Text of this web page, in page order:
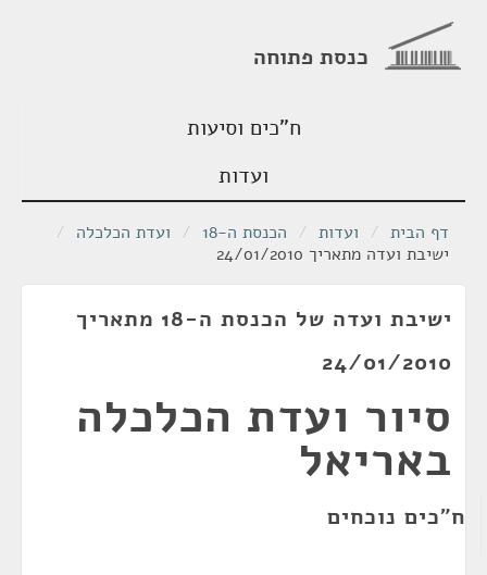
כנסת פתוחה
ח"כים וסיעות
ועדות
דף הבית / ועדות / הכנסת ה-18 / ועדת הכלכלה /
ישיבת ועדה מתאריך 24/01/2010
ישיבת ועדה של הכנסת ה-18 מתאריך
24/01/2010
סיור ועדת הכלכלה
באריאל
ח"כים נוכחים